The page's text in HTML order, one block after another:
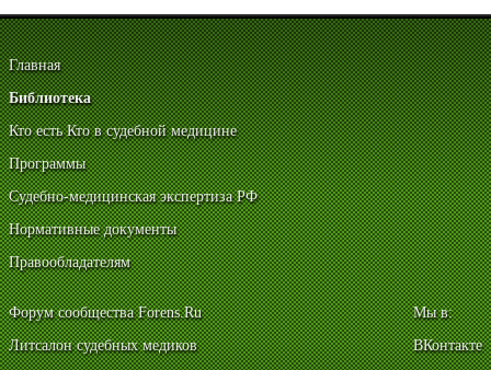
Главная
Библиотека
Кто есть Кто в судебной медицине
Программы
Судебно-медицинская экспертиза РФ
Нормативные документы
Правообладателям
Форум сообщества Forens.Ru
Литсалон судебных медиков
Мы в:
ВКонтакте